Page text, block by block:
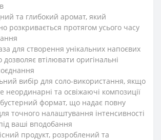
та глибокий аромат, який
розкривається протягом усього часу
для створення унікальних напоєвих
дозволяє втілювати оригінальні
вибір для соло-використання, якщо
неординарні та освіжаючі композиції
формат, що надає повну
точного налаштування інтенсивності
ваші вподобання
продукт, розроблений та